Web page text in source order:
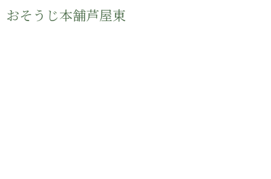
おそうじ本舗芦屋東